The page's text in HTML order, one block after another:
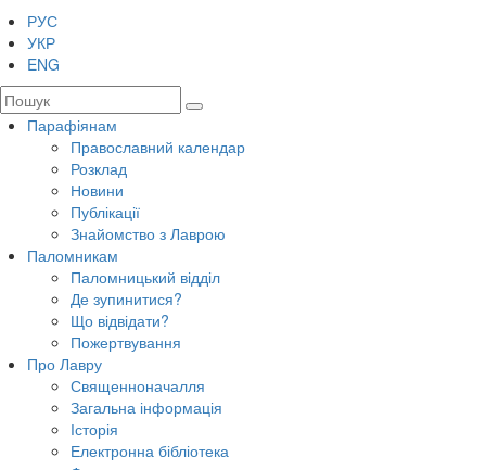
РУС
УКР
ENG
Парафіянам
Православний календар
Розклад
Новини
Публікації
Знайомство з Лаврою
Паломникам
Паломницький відділ
Де зупинитися?
Що відвідати?
Пожертвування
Про Лавру
Священноначалля
Загальна інформація
Історія
Електронна бібліотека